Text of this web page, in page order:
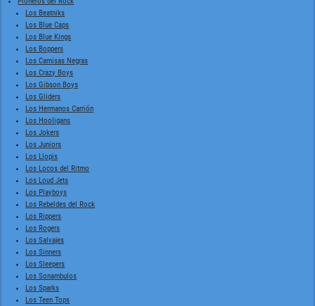
Los Beatniks
Los Blue Caps
Los Blue Kings
Los Boppers
Los Camisas Negras
Los Crazy Boys
Los Gibson Boys
Los Gliders
Los Hermanos Carrión
Los Hooligans
Los Jokers
Los Juniors
Los Llopis
Los Locos del Ritmo
Los Loud Jets
Los Playboys
Los Rebeldes del Rock
Los Rippers
Los Rogers
Los Salvajes
Los Sinners
Los Sleepers
Los Sonambulos
Los Sparks
Los Teen Tops